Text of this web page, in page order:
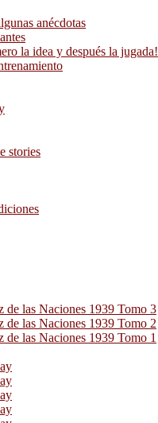
anécdotas
la idea y después la jugada!
stories
de las Naciones 1939 Tomo 3
de las Naciones 1939 Tomo 2
las Naciones 1939 Tomo 1